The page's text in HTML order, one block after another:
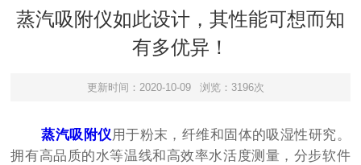
蒸汽吸附仪如此设计，其性能可想而知
有多优异！
更新时间：2020-10-09 浏览：3196次
蒸汽吸附仪用于粉末，纤维和固体的吸湿性研究。
拥有高品质的水等温线和高效率水活度测量，分步软件